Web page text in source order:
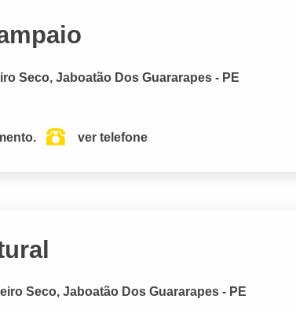
Seco, Jaboatão Dos Guararapes - PE
ver telefone
Seco, Jaboatão Dos Guararapes - PE